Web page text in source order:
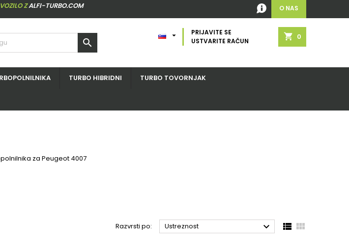
ZALFI-TURBO.COM O NAS
shopping_cart 0
PRIJAVITE SE
USTVARITE RAČUN


TURBO HIBRIDNI TURBO TOVORNJAK
za Peugeot 4007
Razvrsti po: Ustreznost   